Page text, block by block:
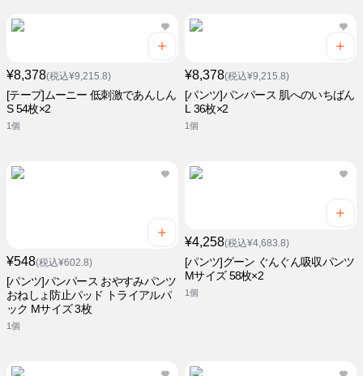
¥8,378(税込¥9,215.8)
[テープ]ムーニー 低刺激であんしん
S 54枚×2
1個
¥8,378(税込¥9,215.8)
[パンツ]パンパース 肌へのいちばん
L 36枚×2
1個
¥548(税込¥602.8)
[パンツ]パンパース おやすみパンツ
おねしょ防止パッド トライアルパ
ック Mサイズ 3枚
1個
¥4,258(税込¥4,683.8)
[パンツ]グーン ぐんぐん吸収パンツ
Mサイズ 58枚×2
1個